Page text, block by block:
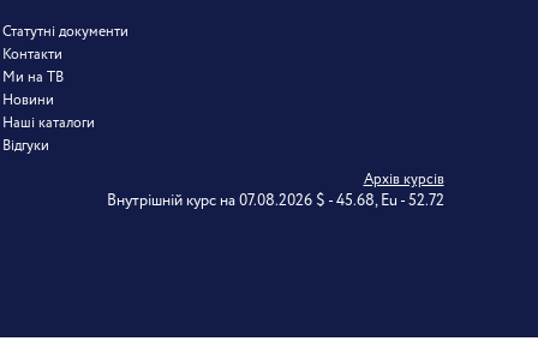
Статутні документи
Контакти
Ми на ТВ
Новини
Наші каталоги
Відгуки
Архів курсів
Внутрішній курс на 07.08.2026 $ - 45.68, Eu - 52.72